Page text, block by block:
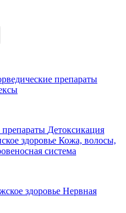
препараты
Детоксикация
здоровье Кожа, волосы,
система
здоровье Нервная